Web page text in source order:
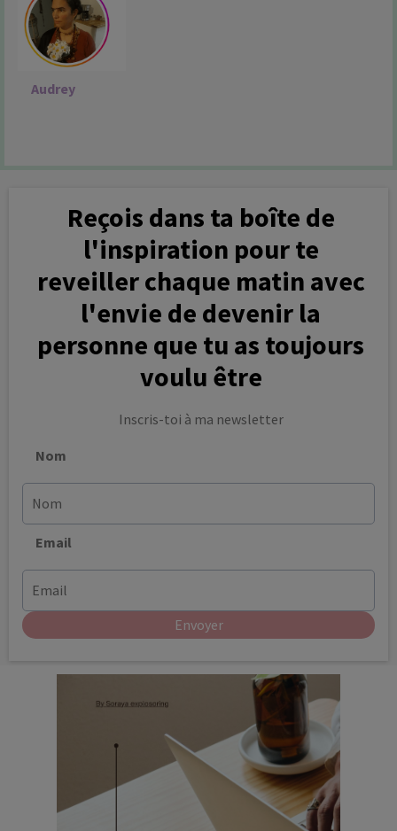
Audrey
Reçois dans ta boîte de
l'inspiration pour te
reveiller chaque matin avec
l'envie de devenir la
personne que tu as toujours
voulu être
Inscris-toi à ma newsletter
Nom
Email
Envoyer